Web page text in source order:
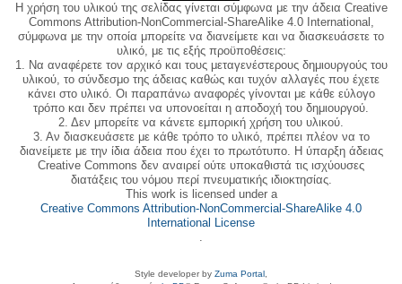
Η χρήση του υλικού της σελίδας γίνεται σύμφωνα με την άδεια Creative
Commons Attribution-NonCommercial-ShareAlike 4.0 International,
σύμφωνα με την οποία μπορείτε να διανείμετε και να διασκευάσετε το
υλικό, με τις εξής προϋποθέσεις:
1. Να αναφέρετε τον αρχικό και τους μεταγενέστερους δημιουργούς του
υλικού, το σύνδεσμο της άδειας καθώς και τυχόν αλλαγές που έχετε
κάνει στο υλικό. Οι παραπάνω αναφορές γίνονται με κάθε εύλογο
τρόπο και δεν πρέπει να υπονοείται η αποδοχή του δημιουργού.
2. Δεν μπορείτε να κάνετε εμπορική χρήση του υλικού.
3. Αν διασκευάσετε με κάθε τρόπο το υλικό, πρέπει πλέον να το
διανείμετε με την ίδια άδεια που έχει το πρωτότυπο. Η ύπαρξη άδειας
Creative Commons δεν αναιρεί ούτε υποκαθιστά τις ισχύουσες
διατάξεις του νόμου περί πνευματικής ιδιοκτησίας.
This work is licensed under a
Creative Commons Attribution-NonCommercial-ShareAlike 4.0
International License
.
Style developer by Zuma Portal